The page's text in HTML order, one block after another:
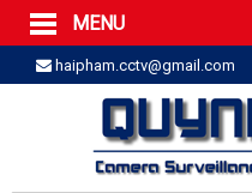
MENU
Trang Chủ
Sản phẩm
SẢN PHẨM TRỌN GÓI
LẮP BÁO TRỘM TRỌN GÓI
LẮP CAMERA TRỌN GÓI
haipham.cctv@gmail.com